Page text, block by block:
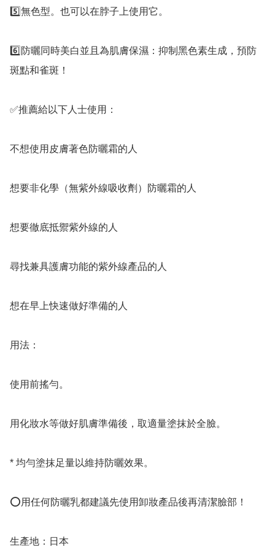
5️⃣無色型。也可以在脖子上使用它。
6️⃣防曬同時美白並且為肌膚保濕：抑制黑色素生成，預防
斑點和雀斑！
✅️推薦給以下人士使用：
不想使用皮膚著色防曬霜的人
想要非化學（無紫外線吸收劑）防曬霜的人
想要徹底抵禦紫外線的人
尋找兼具護膚功能的紫外線產品的人
想在早上快速做好準備的人
用法：
使用前搖勻。
用化妝水等做好肌膚準備後，取適量塗抹於全臉。
* 均勻塗抹足量以維持防曬效果。
⭕️用任何防曬乳都建議先使用卸妝產品後再清潔臉部！
生產地：日本